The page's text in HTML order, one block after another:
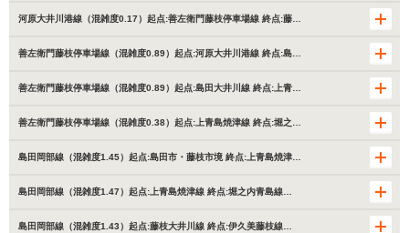
河原大井川港線（混雑度0.17）起点:善左衛門藤枝停車場線 終点:藤…
善左衛門藤枝停車場線（混雑度0.89）起点:河原大井川港線 終点:島…
善左衛門藤枝停車場線（混雑度0.89）起点:島田大井川線 終点:上青…
善左衛門藤枝停車場線（混雑度0.38）起点:上青島焼津線 終点:堀之…
島田岡部線（混雑度1.45）起点:島田市・藤枝市境 終点:上青島焼津…
島田岡部線（混雑度1.47）起点:上青島焼津線 終点:堀之内青島線…
島田岡部線（混雑度1.43）起点:藤枝大井川線 終点:伊久美藤枝線…